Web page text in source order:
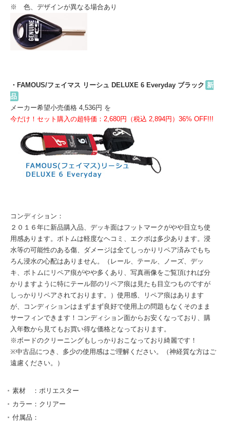
※ 色、デザインが異なる場合あり
・FAMOUS/フェイマス リーシュ DELUXE 6 Everyday ブラック 新
品
メーカー希望小売価格 4,536円 を
今だけ！セット購入の超特価：2,680円（税込 2,894円）36% OFF!!!
コンディション：
２０１６年に新品購入品、デッキ面はフットマークがやや目立ち使
用感あります。ボトムは軽度なヘコミ、エクボは多少あります。浸
水等の可能性のある傷、ダメージは全てしっかりリペア済みでもち
ろん浸水の心配はありません。（レール、テール、ノーズ、デッ
キ、ボトムにリペア痕がやや多くあり、写真画像をご覧頂ければ分
かりますように特にテール部のリペア痕は見たも目立つものですが
しっかりリペアされております。）使用感、リペア痕はあります
が、コンディションはまずまず良好で使用上の問題もなくそのまま
サーフィンできます！コンディション面からお安くなっており、購
入年数から見てもお買い得な価格となっております。
※ボードのクリーニングもしっかりおこなっており綺麗です！
※中古品につき、多少の使用感はご理解ください。（神経質な方はご
遠慮ください。）
素材 ：ポリエスター
カラー：クリアー
付属品：